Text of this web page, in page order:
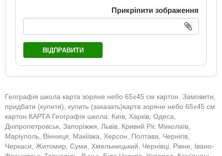
Прикріпити зображення
ВІДПРАВИТИ
Географія школа карта зоряне небо 65х45 см картон. Замовити,
придбати (купити), купить (заказать)карта зоряне небо 65х45 см
картон КАРТА Географія школа: Київ, Харків, Одеса,
Дніпропетровськ, Запоріжжя, Львів, Кривий Ріг, Миколаїв,
Маріуполь, Вінниця, Макіївка, Херсон, Полтава, Чернігів,
Черкаси, Житомир, Суми, Хмельницький, Чернівці, Рівне, Івано-